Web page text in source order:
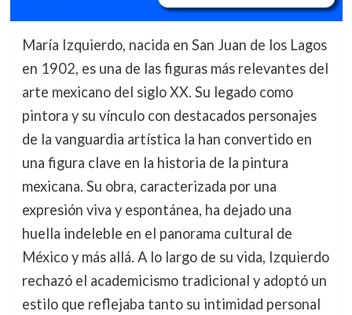
María Izquierdo, nacida en San Juan de los Lagos
en 1902, es una de las figuras más relevantes del
arte mexicano del siglo XX. Su legado como
pintora y su vínculo con destacados personajes
de la vanguardia artística la han convertido en
una figura clave en la historia de la pintura
mexicana. Su obra, caracterizada por una
expresión viva y espontánea, ha dejado una
huella indeleble en el panorama cultural de
México y más allá. A lo largo de su vida, Izquierdo
rechazó el academicismo tradicional y adoptó un
estilo que reflejaba tanto su intimidad personal